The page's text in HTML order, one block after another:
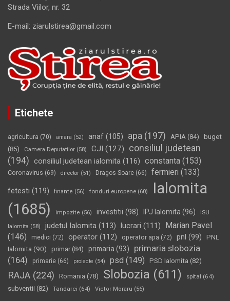
Strada Viilor, nr. 32
E-mail: ziarulstirea@gmail.com
Etichete
agricultura (70) amara (52) anaf (105) apa (197) APIA (84)
buget
(85)
Camera Deputatilor (58) CJI (127)
consiliul judetean
(194) consiliul judetean ialomita (116) constanta (153)
Coronavirus (69) director (51) Dragos Soare (66) fermieri (133)
fetesti (119) finante (56) fonduri europene (60)
Ialomita
(1685)
impozite (56) investitii (98) IPJ Ialomita (96) ISU
Ialomita (58) judetul Ialomita (113) lucrari (111)
Marian Pavel
(146)
medici (72) operator (112) operator apa (72) pnl (99)
PNL
Ialomita (90) primar(84) primaria (93)
primaria slobozia
(164)
primarie (66) proiecte (54) psd (149) PSD Ialomita (82)
RAJA (224) Romania (78) Slobozia (611) spital (64)
subventii (82) Tandarei (64) Victor Moraru (56)